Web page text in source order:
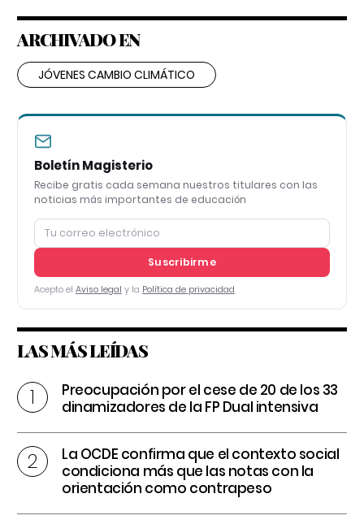
ARCHIVADO EN
JÓVENES CAMBIO CLIMÁTICO
Boletín Magisterio
Recibe gratis cada semana nuestros titulares con las
noticias más importantes de educación
Suscribirme
Acepto el Aviso legal y la Política de privacidad
LAS MÁS LEÍDAS
Preocupación por el cese de 20 de los 33
dinamizadores de la FP Dual intensiva
La OCDE confirma que el contexto social
condiciona más que las notas con la
orientación como contrapeso